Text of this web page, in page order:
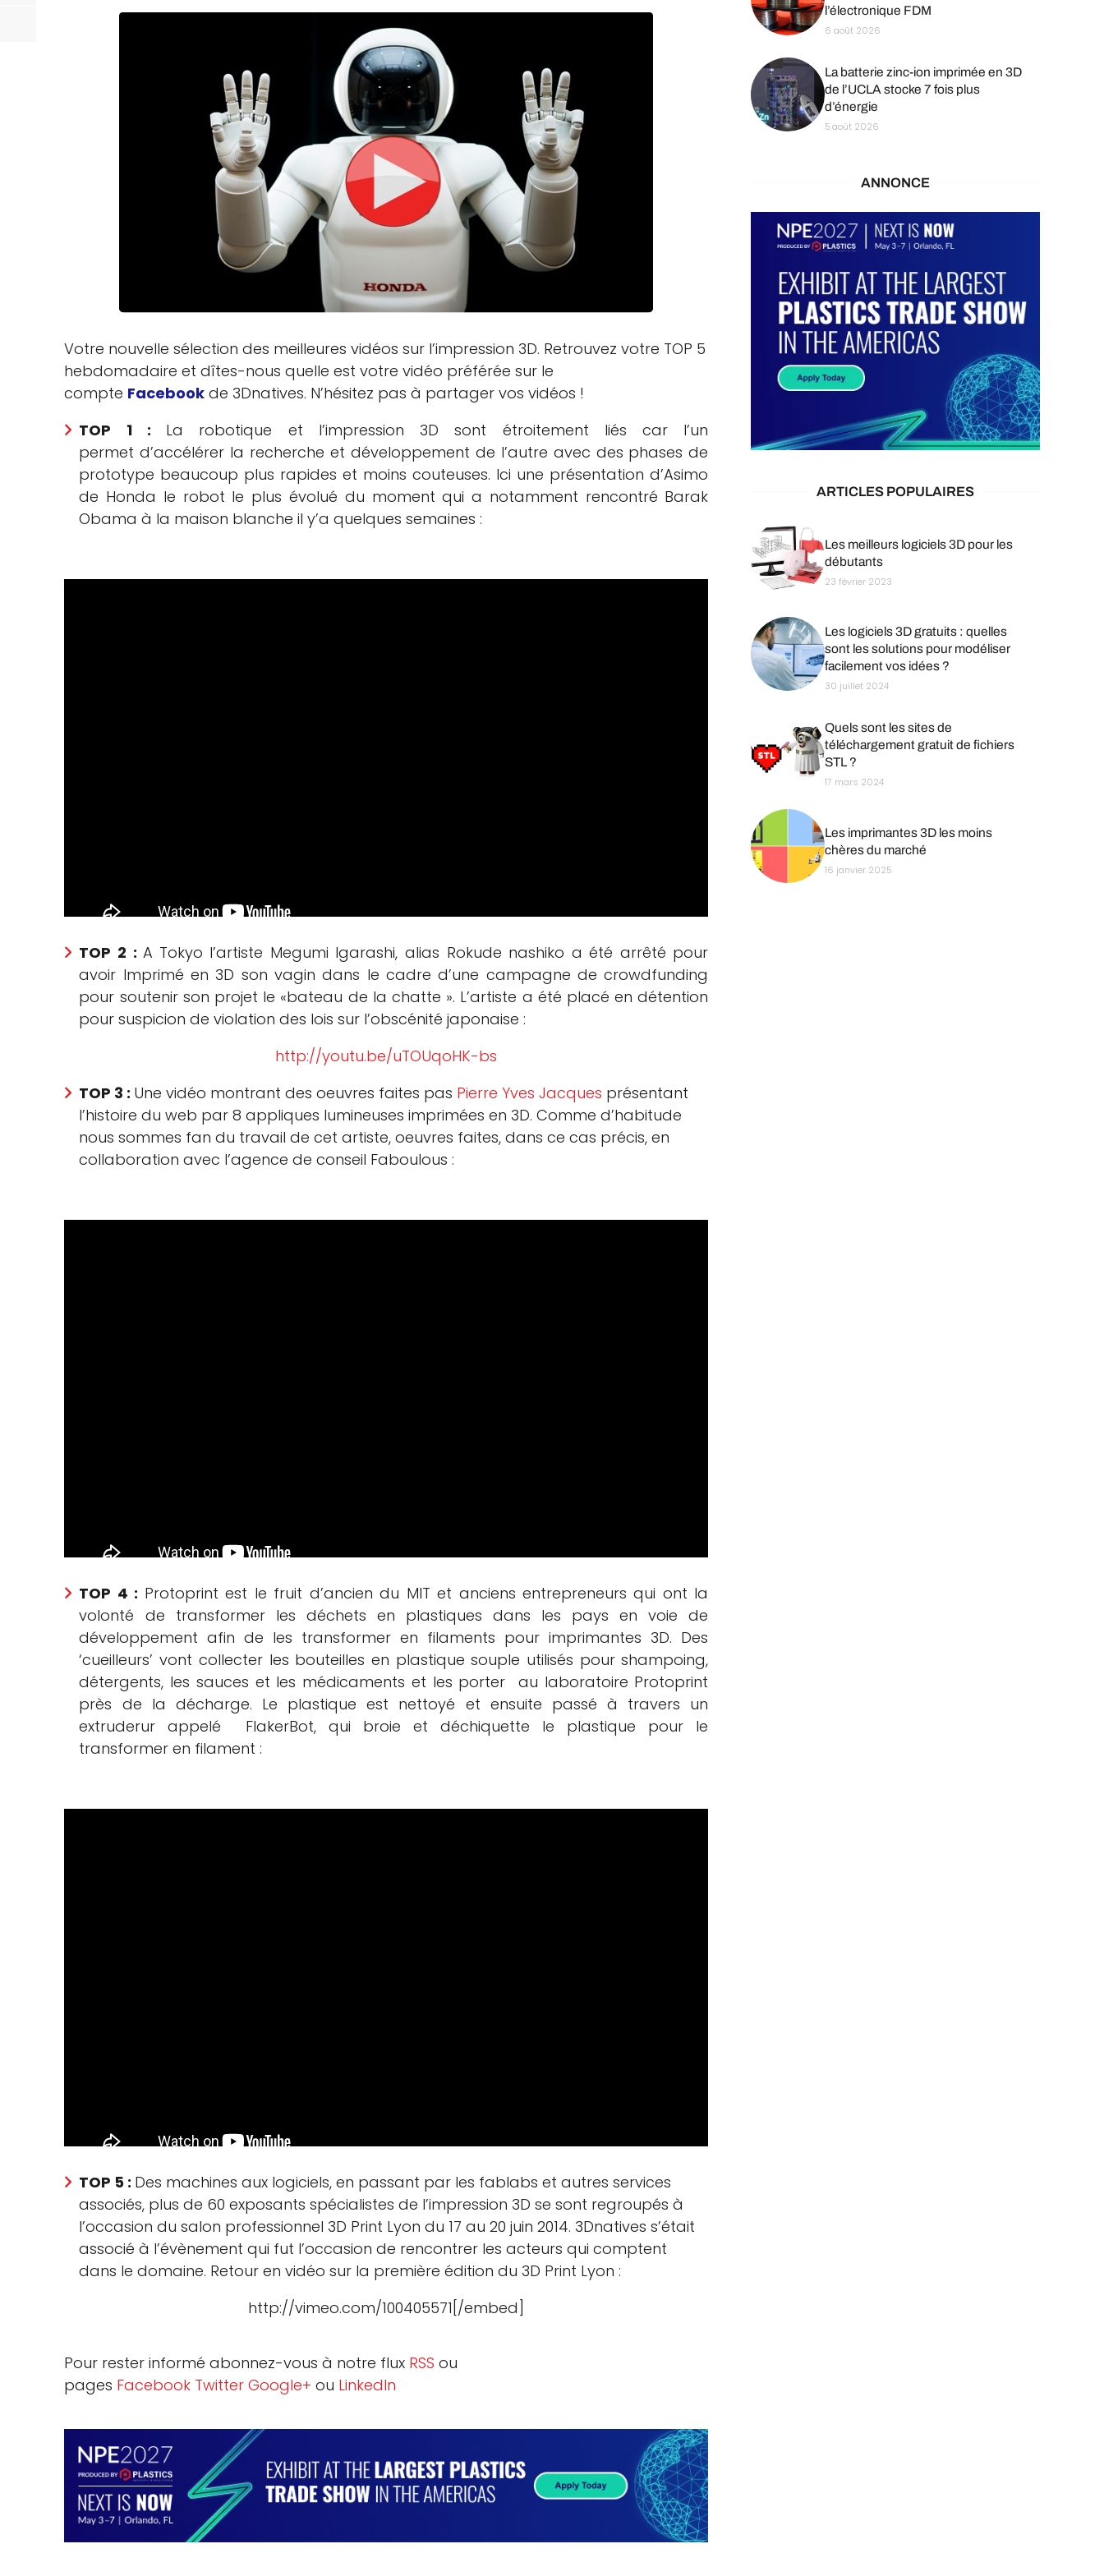
Logiciels 3D
Matériaux
Scanners 3D
Votre nouvelle sélection des meilleures vidéos sur l’impression 3D. Retrouvez votre TOP 5
hebdomadaire et dîtes-nous quelle est votre vidéo préférée sur le
compte Facebook de 3Dnatives. N’hésitez pas à partager vos vidéos !
TOP 1 : La robotique et l’impression 3D sont étroitement liés car l’un
permet d’accélérer la recherche et développement de l’autre avec des phases de
prototype beaucoup plus rapides et moins couteuses. Ici une présentation d’Asimo
de Honda le robot le plus évolué du moment qui a notamment rencontré Barak
Obama à la maison blanche il y’a quelques semaines :
TOP 2 :A Tokyo l’artiste Megumi Igarashi, alias Rokude nashiko a été arrêté pour
avoir Imprimé en 3D son vagin dans le cadre d’une campagne de crowdfunding
pour soutenir son projet le «bateau de la chatte ». L’artiste a été placé en détention
pour suspicion de violation des lois sur l’obscénité japonaise :
http://youtu.be/uTOUqoHK-bs
TOP 3 : Une vidéo montrant des oeuvres faites pas Pierre Yves Jacques présentant
l’histoire du web par 8 appliques lumineuses imprimées en 3D. Comme d’habitude
nous sommes fan du travail de cet artiste, oeuvres faites, dans ce cas précis, en
collaboration avec l’agence de conseil Faboulous :
TOP 4 : Protoprint est le fruit d’ancien du MIT et anciens entrepreneurs qui ont la
volonté de transformer les déchets en plastiques dans les pays en voie de
développement afin de les transformer en filaments pour imprimantes 3D. Des
‘cueilleurs’ vont collecter les bouteilles en plastique souple utilisés pour shampoing,
détergents, les sauces et les médicaments et les porter au laboratoire Protoprint
près de la décharge. Le plastique est nettoyé et ensuite passé à travers un
extruderur appelé FlakerBot, qui broie et déchiquette le plastique pour le
transformer en filament :
TOP 5 : Des machines aux logiciels, en passant par les fablabs et autres services
associés, plus de 60 exposants spécialistes de l’impression 3D se sont regroupés à
l’occasion du salon professionnel 3D Print Lyon du 17 au 20 juin 2014. 3Dnatives s’était
associé à l’évènement qui fut l’occasion de rencontrer les acteurs qui comptent
dans le domaine. Retour en vidéo sur la première édition du 3D Print Lyon :
http://vimeo.com/100405571[/embed]
Pour rester informé abonnez-vous à notre flux RSS ou
pages Facebook Twitter Google+ ou LinkedIn
l’électronique FDM
6 août 2026
La batterie zinc-ion imprimée en 3D
de l’UCLA stocke 7 fois plus
d’énergie
5 août 2026
ANNONCE
ARTICLES POPULAIRES
Les meilleurs logiciels 3D pour les
débutants
23 février 2023
Les logiciels 3D gratuits : quelles
sont les solutions pour modéliser
facilement vos idées ?
30 juillet 2024
Quels sont les sites de
téléchargement gratuit de fichiers
STL ?
17 mars 2024
Les imprimantes 3D les moins
chères du marché
16 janvier 2025